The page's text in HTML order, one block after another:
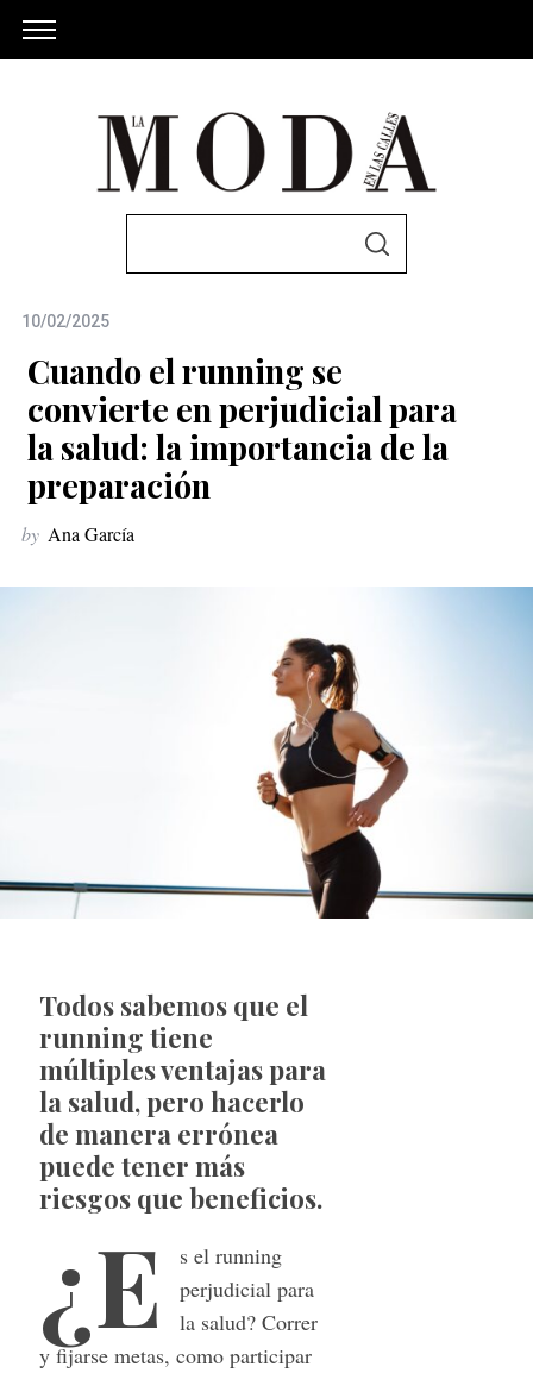
c
f
o
r
:
S
10/02/2025
Cuando el running se
convierte en perjudicial para
la salud: la importancia de la
preparación
by Ana García
Todos sabemos que el
running tiene
múltiples ventajas para
la salud, pero hacerlo
de manera errónea
puede tener más
riesgos que beneficios.
¿E
s el running
perjudicial para
la salud? Correr
y fijarse metas, como participar